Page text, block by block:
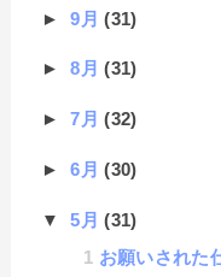
►9月(31)
►8月(31)
►7月(32)
►6月(30)
▼5月(31)
お願いされた